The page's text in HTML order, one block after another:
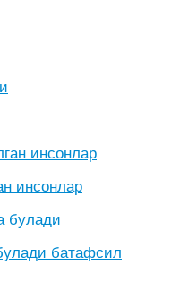
инсонлар
батафсил